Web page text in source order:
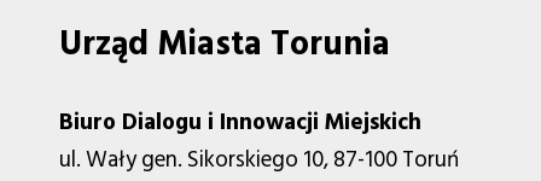
Urząd Miasta Torunia
Biuro Dialogu i Innowacji Miejskich
ul. Wały gen. Sikorskiego 10, 87-100 Toruń